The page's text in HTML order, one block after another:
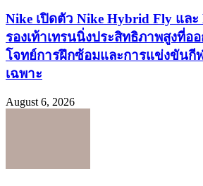
Nike เปิดตัว Nike Hybrid Fly แล
รองเท้าเทรนนิ่งประสิทธิภาพสูงที่อ
โจทย์การฝึกซ้อมและการแข่งขันกี
เฉพาะ
August 6, 2026